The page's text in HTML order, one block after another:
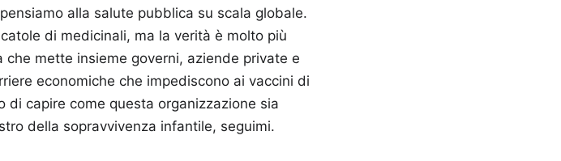
alla salute pubblica su scala globale.
di medicinali, ma la verità è molto più
mette insieme governi, aziende private e
economiche che impediscono ai vaccini di
di capire come questa organizzazione sia
della sopravvivenza infantile, seguimi.